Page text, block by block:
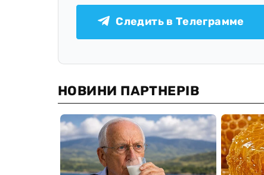
Следить в Телеграмме